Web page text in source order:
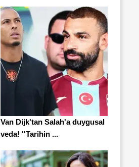
Van Dijk'tan Salah'a duygusal
veda! ''Tarihin ...